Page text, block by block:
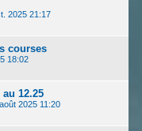
2025 21:17
courses
18:02
12.25
2025 11:20